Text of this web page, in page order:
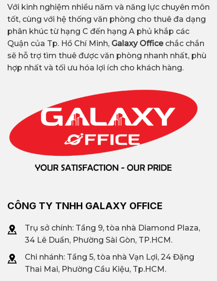
Với kinh nghiệm nhiều năm và năng lực chuyên môn
tốt, cùng với hệ thống văn phòng cho thuê đa dạng
phân khúc từ hạng C đến hạng A phủ khắp các
Quận của Tp. Hồ Chí Minh, Galaxy Office chắc chắn
sẽ hỗ trợ tìm thuê được văn phòng nhanh nhất, phù
hợp nhất và tối ưu hóa lợi ích cho khách hàng.
CÔNG TY TNHH GALAXY OFFICE
Trụ sở chính: Tầng 9, tòa nhà Diamond Plaza,
34 Lê Duẩn, Phường Sài Gòn, TP.HCM.
Chi nhánh: Tầng 5, tòa nhà Vạn Lợi, 24 Đặng
Thai Mai, Phường Cầu Kiệu, Tp.HCM.